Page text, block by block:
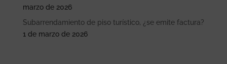
marzo de 2026
Subarrendamiento de piso turístico, ¿se emite factura?
1 de marzo de 2026